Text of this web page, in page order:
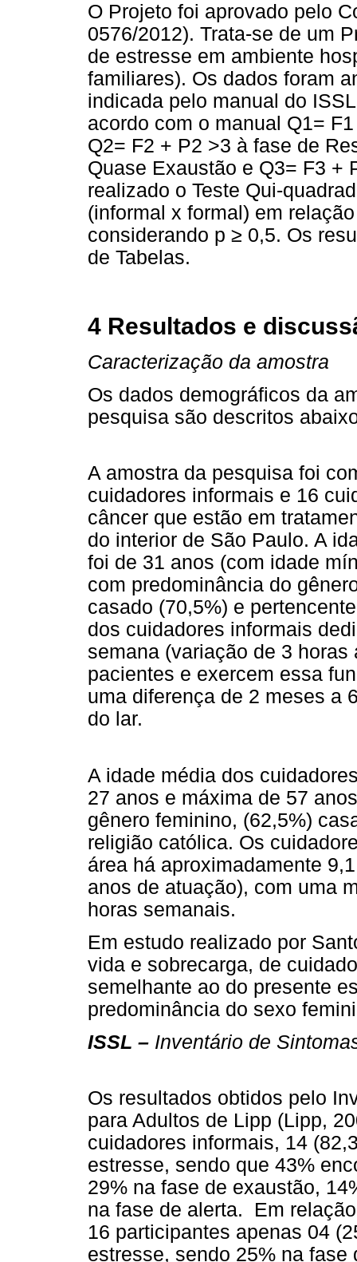
O Projeto foi aprovado pelo
0576/2012). Trata-se de um
de estresse em ambiente
familiares). Os dados foram
indicada pelo manual do
acordo com o manual Q1=
Q2= F2 + P2 >3 à fase de
Quase Exaustão e Q3= F3 +
realizado o Teste Qui-
(informal x formal) em
considerando p ≥ 0,5. Os
de Tabelas.
4 Resultados e
Caracterização da amostra
Os dados demográficos da
pesquisa são descritos
A amostra da pesquisa foi
cuidadores informais e 16
câncer que estão em
do interior de São Paulo. A
foi de 31 anos (com idade
com predominância do
casado (70,5%) e
dos cuidadores informais
semana (variação de 3
pacientes e exercem essa
uma diferença de 2 meses a
do lar.
A idade média dos
27 anos e máxima de 57
gênero feminino, (62,5%)
religião católica. Os
área há aproximadamente
anos de atuação), com uma
horas semanais.
Em estudo realizado por
vida e sobrecarga, de
semelhante ao do presente
predominância do sexo
ISSL – Inventário de
Os resultados obtidos pelo
para Adultos de Lipp (Lipp,
cuidadores informais, 14
estresse, sendo que 43%
29% na fase de exaustão,
na fase de alerta. Em
16 participantes apenas 04
estresse, sendo 25% na